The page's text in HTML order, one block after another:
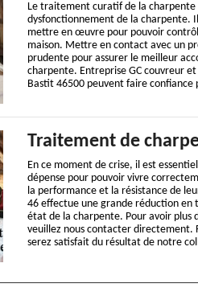
Le traitement curatif de la
dysfonctionnement de la charpente.
mettre en œuvre pour pouvoir
maison. Mettre en contact avec un
prudente pour assurer le meilleur
charpente. Entreprise GC couvreur
Bastit 46500 peuvent faire
Traitement de
En ce moment de crise, il est
dépense pour pouvoir vivre
la performance et la résistance de
46 effectue une grande réduction
état de la charpente. Pour avoir plus
veuillez nous contacter directement.
serez satisfait du résultat de notre